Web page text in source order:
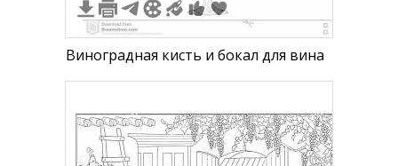
Виноградная кисть и бокал для вина